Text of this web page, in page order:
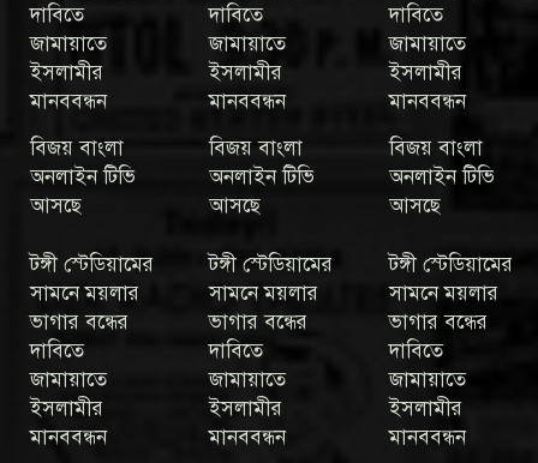
দাবিতে
জামায়াতে
ইসলামীর
মানববন্ধন
বিজয় বাংলা
অনলাইন টিভি
আসছে
দাবিতে
জামায়াতে
ইসলামীর
মানববন্ধন
বিজয় বাংলা
অনলাইন টিভি
আসছে
দাবিতে
জামায়াতে
ইসলামীর
মানববন্ধন
বিজয় বাংলা
অনলাইন টিভি
আসছে
টঙ্গী স্টেডিয়ামের
সামনে ময়লার
ভাগার বন্ধের
দাবিতে
জামায়াতে
ইসলামীর
মানববন্ধন
টঙ্গী স্টেডিয়ামের
সামনে ময়লার
ভাগার বন্ধের
দাবিতে
জামায়াতে
ইসলামীর
মানববন্ধন
টঙ্গী স্টেডিয়ামের
সামনে ময়লার
ভাগার বন্ধের
দাবিতে
জামায়াতে
ইসলামীর
মানববন্ধন